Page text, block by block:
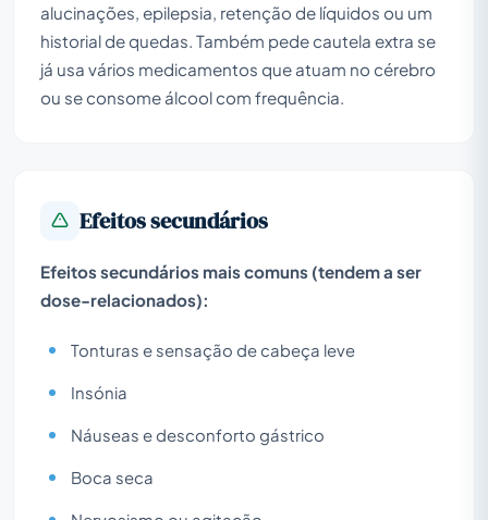
alucinações, epilepsia, retenção de líquidos ou um
historial de quedas. Também pede cautela extra se
já usa vários medicamentos que atuam no cérebro
ou se consome álcool com frequência.
Efeitos secundários
Efeitos secundários mais comuns (tendem a ser
dose-relacionados):
Tonturas e sensação de cabeça leve
Insónia
Náuseas e desconforto gástrico
Boca seca